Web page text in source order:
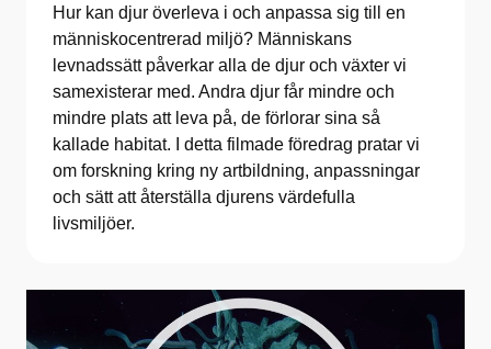
Hur kan djur överleva i och anpassa sig till en
människocentrerad miljö? Människans
levnadssätt påverkar alla de djur och växter vi
samexisterar med. Andra djur får mindre och
mindre plats att leva på, de förlorar sina så
kallade habitat. I detta filmade föredrag pratar vi
om forskning kring ny artbildning, anpassningar
och sätt att återställa djurens värdefulla
livsmiljöer.